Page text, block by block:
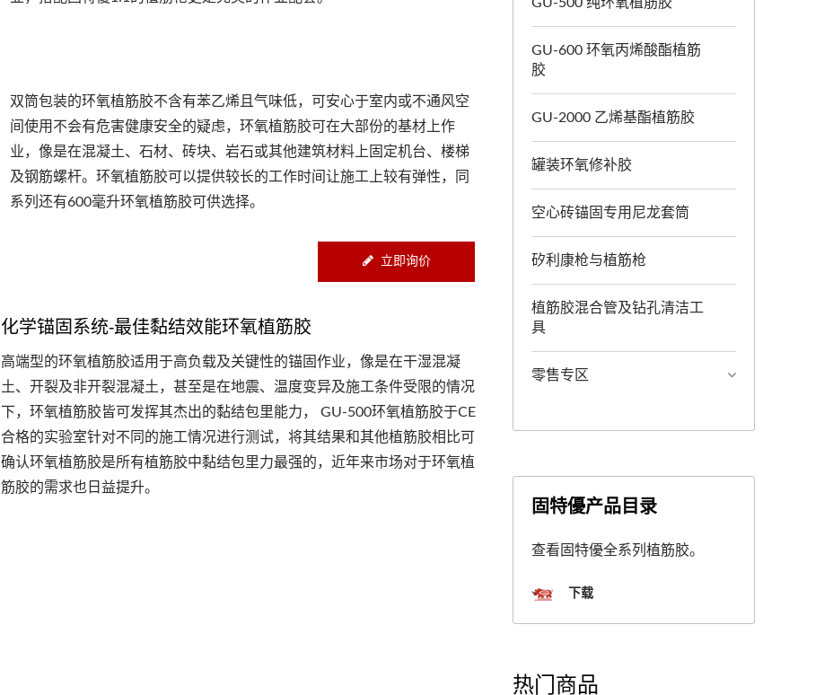
双筒包装的环氧植筋胶不含有苯乙烯且气味低，可安心于室内或不通风空
间使用不会有危害健康安全的疑虑，环氧植筋胶可在大部份的基材上作
业，像是在混凝土、石材、砖块、岩石或其他建筑材料上固定机台、楼梯
及钢筋螺杆。环氧植筋胶可以提供较长的工作时间让施工上较有弹性，同
系列还有600毫升环氧植筋胶可供选择。
立即询价
化学锚固系统-最佳黏结效能环氧植筋胶
高端型的环氧植筋胶适用于高负载及关键性的锚固作业，像是在干湿混凝
土、开裂及非开裂混凝土，甚至是在地震、温度变异及施工条件受限的情况
下，环氧植筋胶皆可发挥其杰出的黏结包里能力， GU-500环氧植筋胶于CE
合格的实验室针对不同的施工情况进行测试，将其结果和其他植筋胶相比可
确认环氧植筋胶是所有植筋胶中黏结包里力最强的，近年来市场对于环氧植
筋胶的需求也日益提升。
GU-600 环氧丙烯酸酯植筋
胶
GU-2000 乙烯基酯植筋胶
罐装环氧修补胶
空心砖锚固专用尼龙套筒
矽利康枪与植筋枪
植筋胶混合管及钻孔清洁工
具
零售专区
固特優产品目录
查看固特優全系列植筋胶。
下载
热门商品